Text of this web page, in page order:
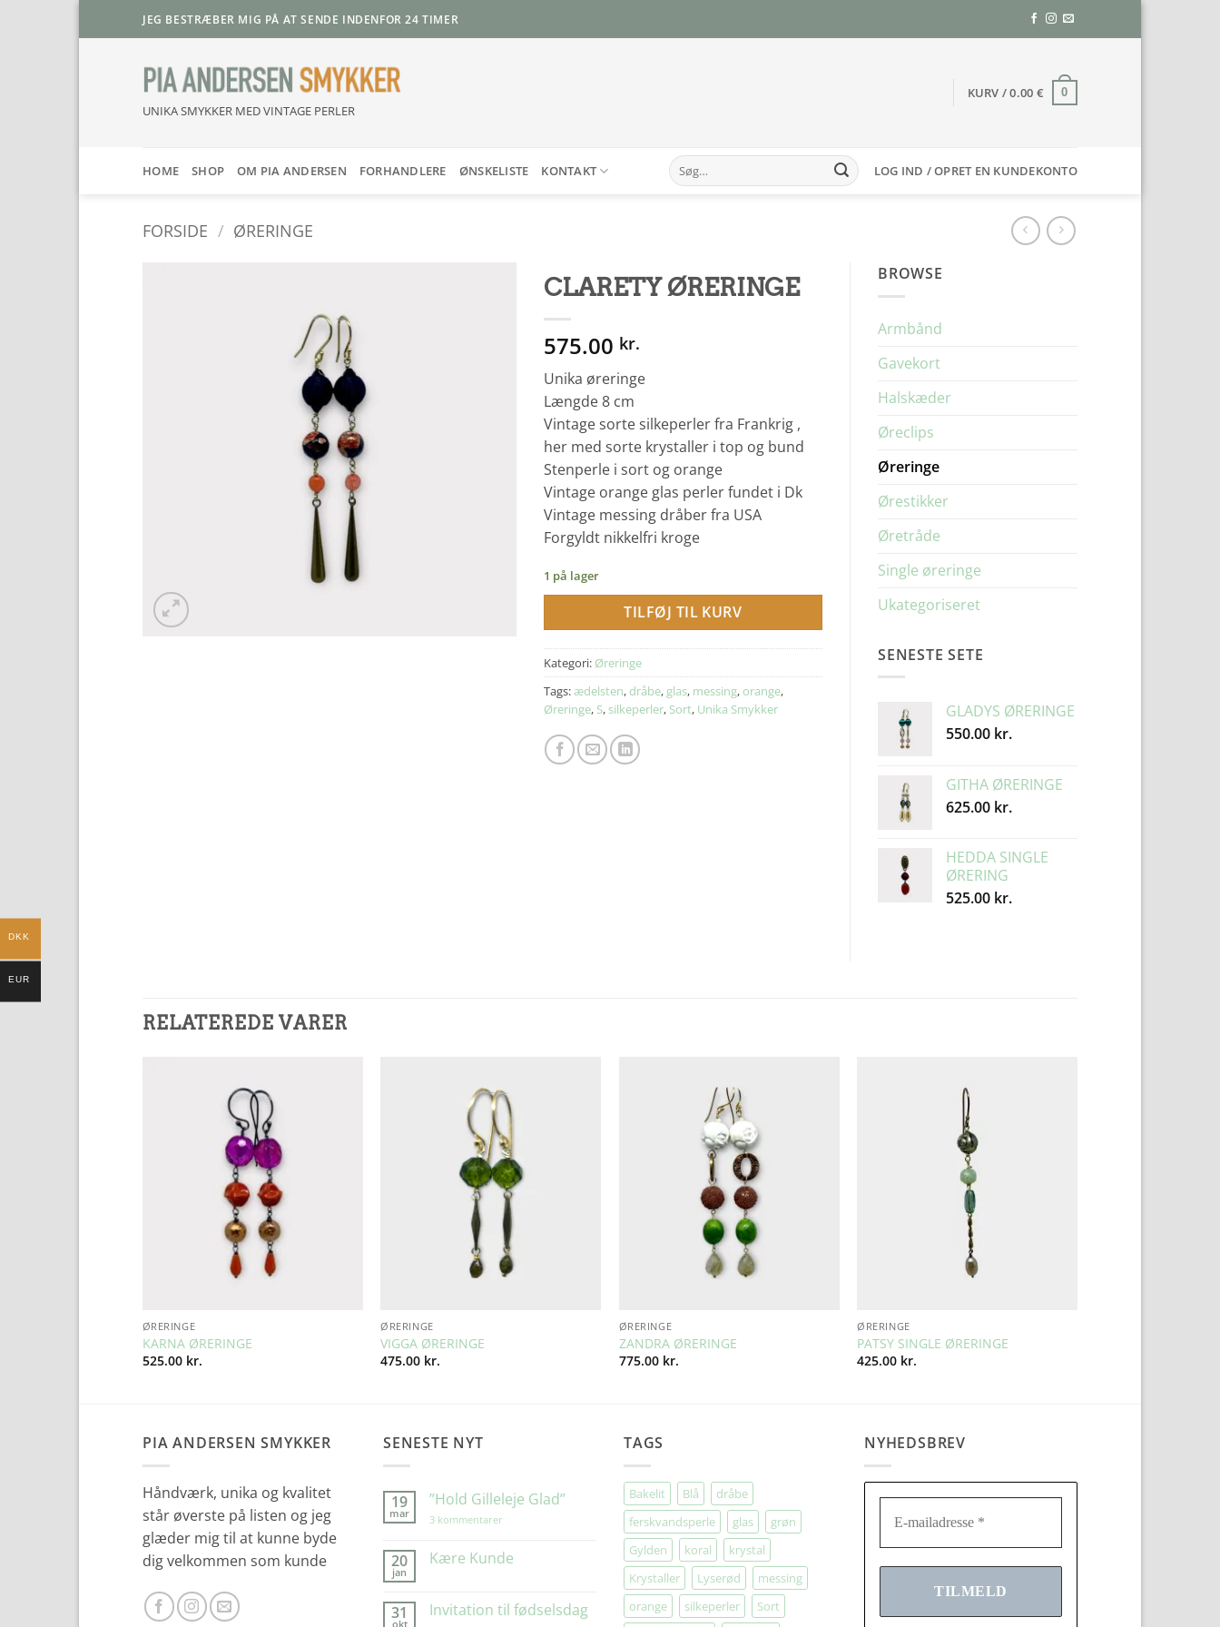
JEG BESTRÆBER MIG PÅ AT SENDE INDENFOR 24 TIMER
UNIKA SMYKKER MED VINTAGE PERLER
KURV /0.00 € 0
HOME SHOP OM PIA ANDERSEN FORHANDLERE ØNSKELISTE KONTAKT
Søg
efter:
LOG IND / OPRET EN KUNDEKONTO
FORSIDE / ØRERINGE
CLARETY ØRERINGE
575.00 kr.
Unika øreringe
Længde 8 cm
Vintage sorte silkeperler fra Frankrig ,
her med sorte krystaller i top og bund
Stenperle i sort og orange
Vintage orange glas perler fundet i Dk
Vintage messing dråber fra USA
Forgyldt nikkelfri kroge
1 på lager
TILFØJ TIL KURV
Kategori: Øreringe
Tags:ædelsten, dråbe, glas, messing, orange,
Øreringe, S, silkeperler, Sort, Unika Smykker
BROWSE
Armbånd
Gavekort
Halskæder
Øreclips
Øreringe
Ørestikker
Øretråde
Single øreringe
Ukategoriseret
SENESTE SETE
GLADYS ØRERINGE
550.00 kr.
GITHA ØRERINGE
625.00 kr.
HEDDA SINGLE
ØRERING
525.00 kr.
RELATEREDE VARER
ØRERINGE
KARNA ØRERINGE
525.00 kr.
ØRERINGE
VIGGA ØRERINGE
475.00 kr.
ØRERINGE
ZANDRA ØRERINGE
775.00 kr.
ØRERINGE
PATSY SINGLE ØRERINGE
425.00 kr.
PIA ANDERSEN SMYKKER
Håndværk, unika og kvalitet
står øverste på listen og jeg
glæder mig til at kunne byde
dig velkommen som kunde
SENESTE NYT
19
mar
”Hold Gilleleje Glad”
3 kommentarer
Glad”
20
jan
Kære Kunde
Kære
31
okt
Invitation til fødselsdag
TAGS
Bakelit Blå
dråbe
ferskvandsperle
glas
grøn
Gylden
koral
krystal
Krystaller
Lyserød
messing
orange
silkeperler
Sort
NYHEDSBREV
DKK
EUR